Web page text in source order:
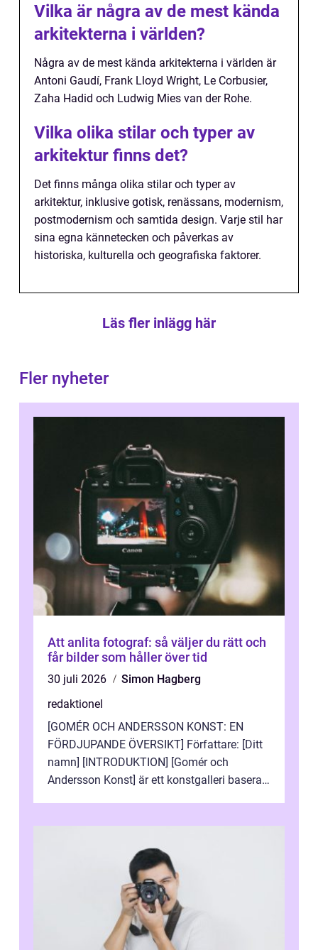
Vilka är några av de mest kända
arkitekterna i världen?
Några av de mest kända arkitekterna i världen är
Antoni Gaudí, Frank Lloyd Wright, Le Corbusier,
Zaha Hadid och Ludwig Mies van der Rohe.
Vilka olika stilar och typer av
arkitektur finns det?
Det finns många olika stilar och typer av
arkitektur, inklusive gotisk, renässans, modernism,
postmodernism och samtida design. Varje stil har
sina egna kännetecken och påverkas av
historiska, kulturella och geografiska faktorer.
Läs fler inlägg här
Fler nyheter
Att anlita fotograf: så väljer du rätt och
får bilder som håller över tid
30 juli 2026
Simon Hagberg
redaktionel
[GOMÉR OCH ANDERSSON KONST: EN
FÖRDJUPANDE ÖVERSIKT] Författare: [Ditt
namn] [INTRODUKTION] [Gomér och
Andersson Konst] är ett konstgalleri baserat